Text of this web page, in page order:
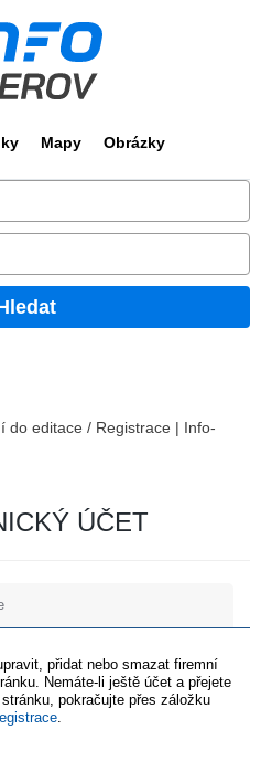
Mapy Obrázky
do editace / Registrace | Info-
ÚČET
přidat nebo smazat firemní
Nemáte-li ještě účet a přejete
pokračujte přes záložku
.